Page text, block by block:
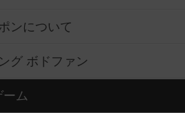
ンについて
グ ボドファン
ム